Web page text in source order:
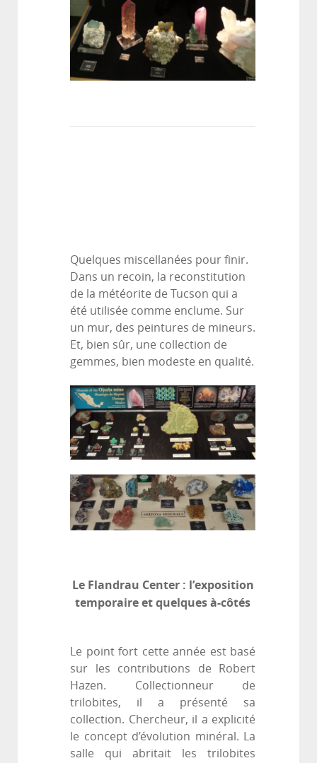
Quelques miscellanées pour finir.
Dans un recoin, la reconstitution
de la météorite de Tucson qui a
été utilisée comme enclume. Sur
un mur, des peintures de mineurs.
Et, bien sûr, une collection de
gemmes, bien modeste en qualité.
Le Flandrau Center : l’exposition
temporaire et quelques à-côtés
Le point fort cette année est basé
sur les contributions de Robert
Hazen. Collectionneur de
trilobites, il a présenté sa
collection. Chercheur, il a explicité
le concept d’évolution minéral. La
salle qui abritait les trilobites